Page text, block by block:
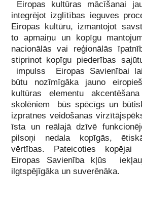
Eiropas kultūras mācīšanai
integrējot izglītības ieguves
Eiropas kultūru, izmantojot
to apmaiņu un kopīgu
nacionālās vai reģionālās
stiprinot kopīgu piederības
impulss Eiropas Savienībai
būtu nozīmīgāka jauno
kultūras elementu
skolēniem būs spēcīgs un
izpratnes veidošanas
īsta un reālajā dzīvē
pilsoņi nedala kopīgās,
vērtības. Pateicoties kopējai
Eiropas Savienība kļūs
ilgtspējīgāka un suverēnāka.